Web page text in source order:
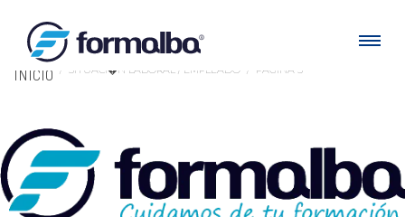
INICIO SITUACI�N LABORAL / EMPLEADO PÁGINA 3